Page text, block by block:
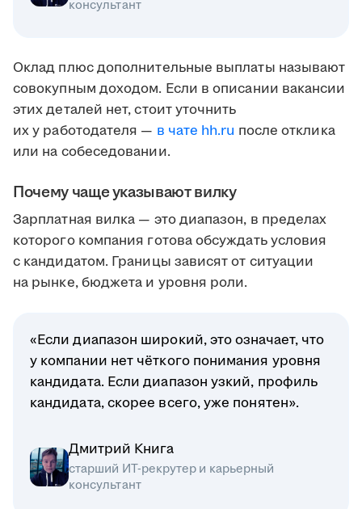
консультант
Оклад плюс дополнительные выплаты называют
совокупным доходом. Если в описании вакансии
этих деталей нет, стоит уточнить
их у работодателя — в чате hh.ru после отклика
или на собеседовании.
Почему чаще указывают вилку
Зарплатная вилка — это диапазон, в пределах
которого компания готова обсуждать условия
с кандидатом. Границы зависят от ситуации
на рынке, бюджета и уровня роли.
«Если диапазон широкий, это означает, что
у компании нет чёткого понимания уровня
кандидата. Если диапазон узкий, профиль
кандидата, скорее всего, уже понятен».
Дмитрий Книга
старший ИТ-рекрутер и карьерный
консультант